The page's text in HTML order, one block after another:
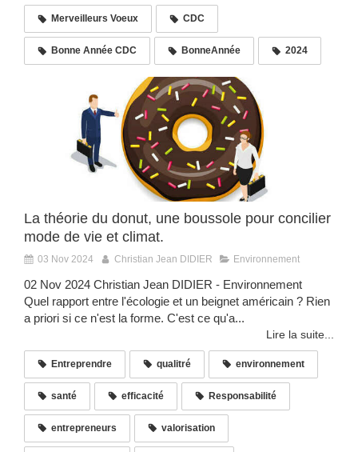
Merveilleurs Voeux CDC
Bonne Année CDC BonneAnnée 2024
La théorie du donut, une boussole pour concilier
mode de vie et climat.
03 Nov 2024 Christian Jean DIDIER Environnement
02 Nov 2024 Christian Jean DIDIER - Environnement
Quel rapport entre l'écologie et un beignet américain ? Rien
a priori si ce n'est la forme. C'est ce qu'a...
Lire la suite...
Entreprendre qualitré environnement
santé efficacité Responsabilité
entrepreneurs valorisation